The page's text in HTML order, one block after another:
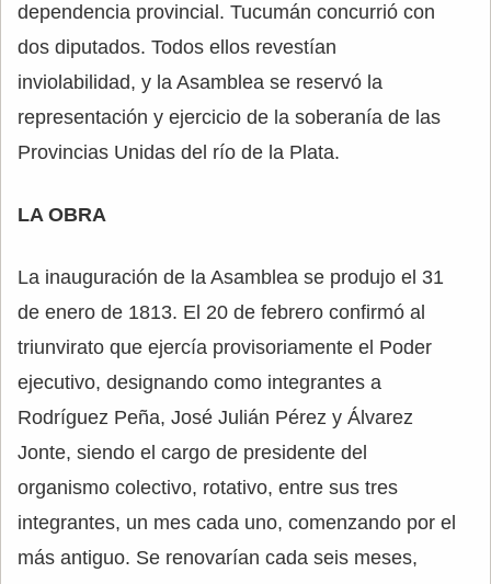
dependencia provincial. Tucumán concurrió con
dos diputados. Todos ellos revestían
inviolabilidad, y la Asamblea se reservó la
representación y ejercicio de la soberanía de las
Provincias Unidas del río de la Plata.
LA OBRA
La inauguración de la Asamblea se produjo el 31
de enero de 1813. El 20 de febrero confirmó al
triunvirato que ejercía provisoriamente el Poder
ejecutivo, designando como integrantes a
Rodríguez Peña, José Julián Pérez y Álvarez
Jonte, siendo el cargo de presidente del
organismo colectivo, rotativo, entre sus tres
integrantes, un mes cada uno, comenzando por el
más antiguo. Se renovarían cada seis meses,